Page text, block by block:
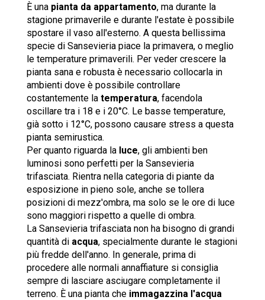
È una pianta da appartamento, ma durante la
stagione primaverile e durante l'estate è possibile
spostare il vaso all'esterno. A questa bellissima
specie di Sansevieria piace la primavera, o meglio
le temperature primaverili. Per veder crescere la
pianta sana e robusta è necessario collocarla in
ambienti dove è possibile controllare
costantemente la temperatura, facendola
oscillare tra i 18 e i 20°C. Le basse temperature,
già sotto i 12°C, possono causare stress a questa
pianta semirustica.
Per quanto riguarda la luce, gli ambienti ben
luminosi sono perfetti per la Sansevieria
trifasciata. Rientra nella categoria di piante da
esposizione in pieno sole, anche se tollera
posizioni di mezz'ombra, ma solo se le ore di luce
sono maggiori rispetto a quelle di ombra.
La Sansevieria trifasciata non ha bisogno di grandi
quantità di acqua, specialmente durante le stagioni
più fredde dell'anno. In generale, prima di
procedere alle normali annaffiature si consiglia
sempre di lasciare asciugare completamente il
terreno. È una pianta che immagazzina l'acqua